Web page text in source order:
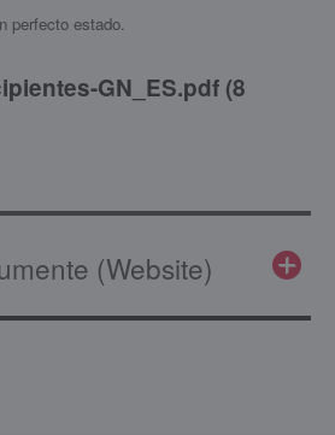
perfecto estado.
GN_ES.pdf(8
(Website)